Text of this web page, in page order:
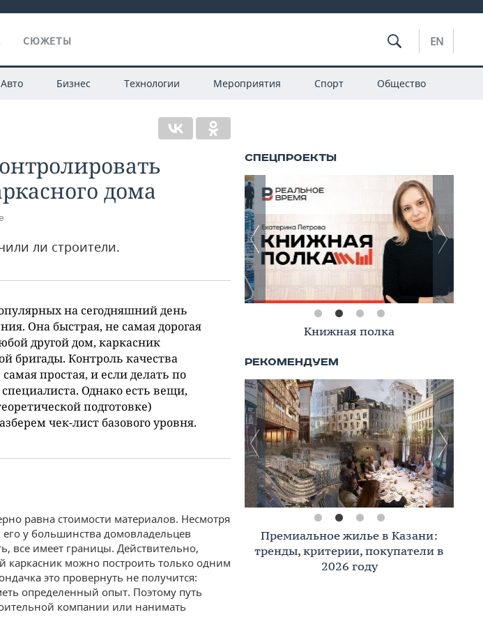
СЮЖЕТЫ EN
Авто Бизнес Технологии Мероприятия Спорт Общество
дома
ли строители.
на сегодняшний день
Она быстрая, не самая дорогая
другой дом, каркасник
бригады. Контроль качества
простая, и если делать по
Однако есть вещи,
подготовке)
чек-лист базового уровня.
равна стоимости материалов. Несмотря
у большинства домовладельцев
все имеет границы. Действительно,
можно построить только одним
это провернуть не получится:
определенный опыт. Поэтому путь
компании или нанимать
Книжная полка
Премиальное жилье в Казани:
тренды, критерии, покупатели в
2026 году